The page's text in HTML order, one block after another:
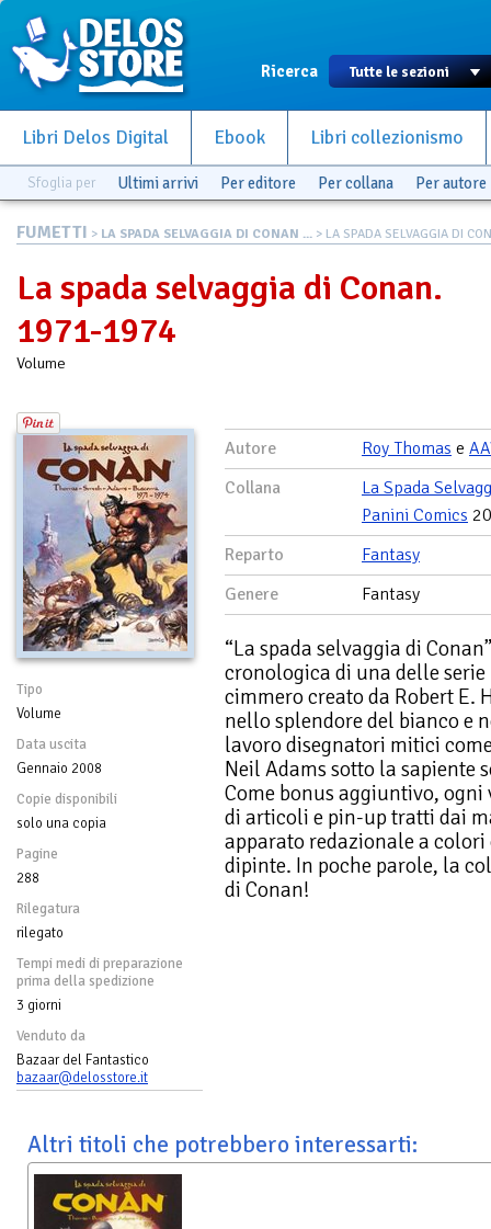
Ricerca
Libri Delos Digital Ebook Libri collezionismo
Sfoglia per Ultimi arrivi Per editore Per collana Per autore
FUMETTI > LA SPADA SELVAGGIA DI CONAN ... > LA SPADA SELVAGGIA DI
La spada selvaggia di Conan.
1971-1974
Volume
Tipo
Volume
Data uscita
Gennaio 2008
Copie disponibili
solo una copia
Pagine
288
Rilegatura
rilegato
Tempi medi di preparazione
prima della spedizione
3 giorni
Venduto da
Bazaar del Fantastico
bazaar@delosstore.it
Autore Roy Thomas e
Collana
La Spada
Panini Comics
Reparto
Fantasy
Genere
Fantasy
“La spada selvaggia di
cronologica di una delle
cimmero creato da Robert E.
nello splendore del bianco e
lavoro disegnatori mitici
Neil Adams sotto la sapiente
Come bonus aggiuntivo,
di articoli e pin-up tratti dai
apparato redazionale a
dipinte. In poche parole, la
di Conan!
Altri titoli che potrebbero interessarti: